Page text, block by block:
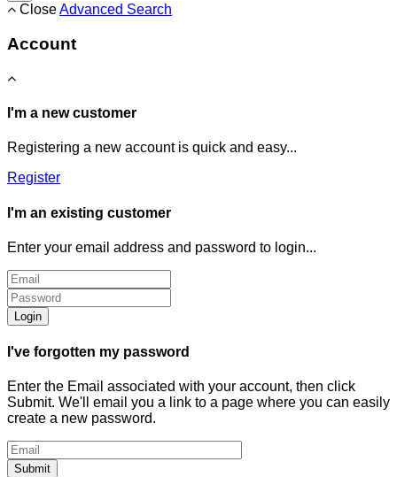
CloseAdvanced Search
Account
I'm a new customer
Registering a new account is quick and easy...
Register
I'm an existing customer
Enter your email address and password to login...
Login
I've forgotten my password
Enter the Email associated with your account, then click
Submit. We'll email you a link to a page where you can easily
create a new password.
Submit